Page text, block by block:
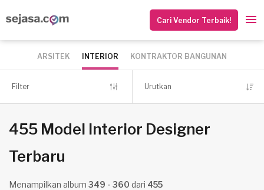
Cari Vendor Terbaik!
ARSITEK INTERIOR KONTRAKTOR BANGUNAN
Filter Urutkan
455 Model Interior Designer
Terbaru
Menampilkan album 349 - 360 dari 455